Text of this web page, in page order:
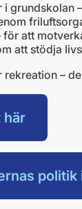
grundskolan
att
att stödja
rekreation –
här